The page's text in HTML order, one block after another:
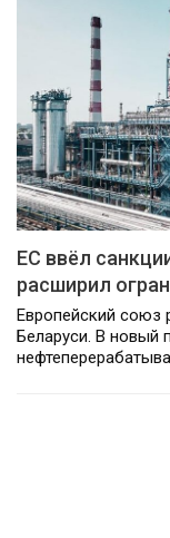
ЕС ввёл
расширил
Европейский союз
Беларуси. В новый